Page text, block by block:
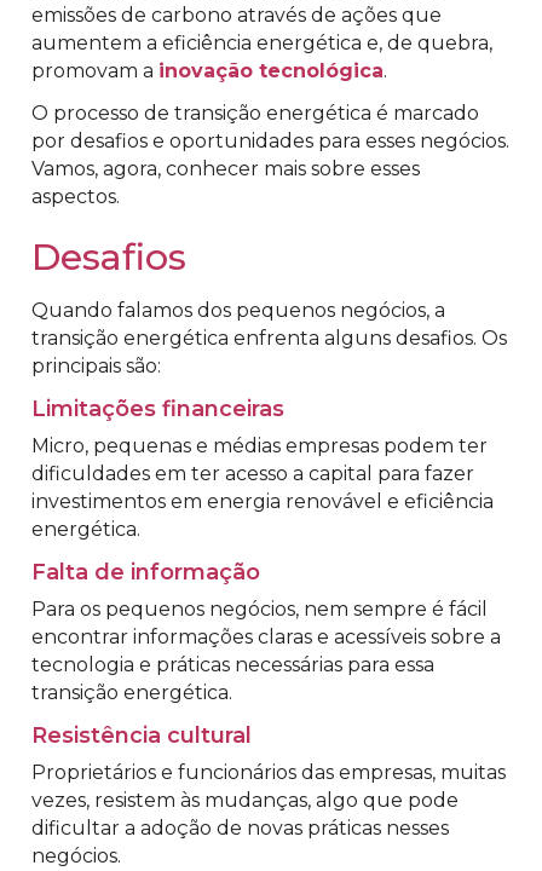
emissões de carbono através de ações que
aumentem a eficiência energética e, de quebra,
promovam a inovação tecnológica.
O processo de transição energética é marcado
por desafios e oportunidades para esses negócios.
Vamos, agora, conhecer mais sobre esses
aspectos.
Desafios
Quando falamos dos pequenos negócios, a
transição energética enfrenta alguns desafios. Os
principais são:
Limitações financeiras
Micro, pequenas e médias empresas podem ter
dificuldades em ter acesso a capital para fazer
investimentos em energia renovável e eficiência
energética.
Falta de informação
Para os pequenos negócios, nem sempre é fácil
encontrar informações claras e acessíveis sobre a
tecnologia e práticas necessárias para essa
transição energética.
Resistência cultural
Proprietários e funcionários das empresas, muitas
vezes, resistem às mudanças, algo que pode
dificultar a adoção de novas práticas nesses
negócios.